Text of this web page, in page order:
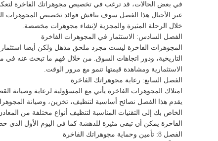
في بعض الحالات، قد ترغب في تخصيص مجوهراتك الفاخرة
عبر الأجيال.هذا الفصل سوف يناقش فوائد تخصيص المجوهرات
خلال الرحلة المثيرة والمجزية لإنشاء مجوهرات مخصصة.
الفصل السادس: الاستثمار في المجوهرات الفاخرة
المجوهرات الفاخرة ليست مجرد ملحق مذهل ولكن أيضا استثمار
التاريخية، ودور اتجاهات السوق. من خلال فهم ما تبحث عنه
الاستثمارية ومشاهدة قيمتها تنمو مع مرور الوقت.
الفصل السابع: رعاية مجوهراتك الفاخرة
امتلاك المجوهرات الفاخرة يأتي مع المسؤولية لرعاية
يقدم هذا الفصل نصائح أساسية لتنظيف، تخزين، وصيانة
الخاص بك إلى التقنيات المناسبة لتنظيف أنواع مختلفة من
الفاخرة يمكن أن تبقى مثيرة للدهشة كما في اليوم الأول الذي
الفصل 8: تأمين وحماية مجوهراتك الفاخرة